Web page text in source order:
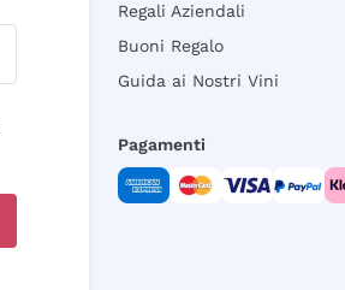
Regali Aziendali
Buoni Regalo
Guida ai Nostri Vini
Pagamenti